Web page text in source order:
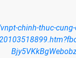
chinh-thuc-